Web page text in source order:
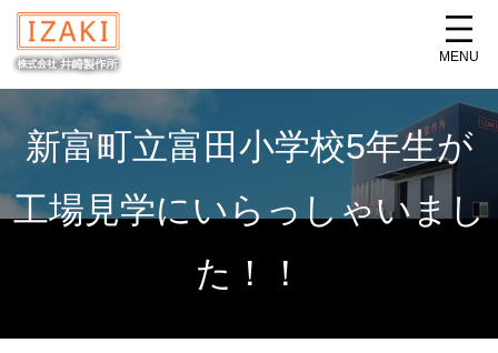
MENU
新富町立富田小学校5年生が
工場見学にいらっしゃいまし
た！！